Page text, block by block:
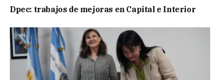
Dpec: trabajos de mejoras en Capital e Interior